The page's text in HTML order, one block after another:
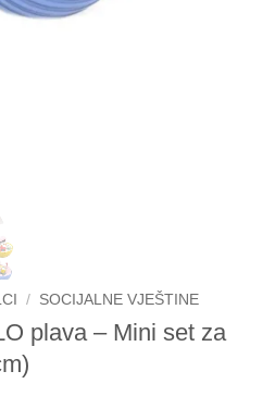
/ SOCIJALNE VJEŠTINE
plava – Mini set za